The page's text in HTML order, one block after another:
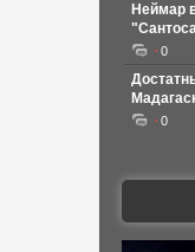
Неймар
0
0